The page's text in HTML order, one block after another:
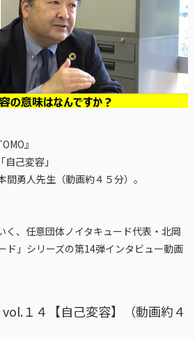
』
己変容」
勇人先生（動画約４５分）。
く、任意団体ノイタキュード代表・北岡
ド」シリーズの第14弾インタビュー動画
vol.１４【自己変容】（動画約４